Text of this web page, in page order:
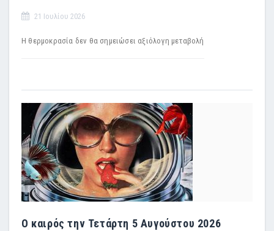
21 Ιουλίου 2026
H θερμοκρασία δεν θα σημειώσει αξιόλογη μεταβολή
Ο καιρός την Τετάρτη 5 Αυγούστου 2026